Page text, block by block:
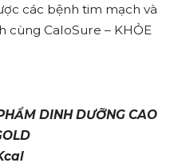
các bệnh tim mạch và
cùng CaloSure – KHỎE
DINH DƯỠNG CAO